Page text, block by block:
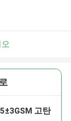
고탄